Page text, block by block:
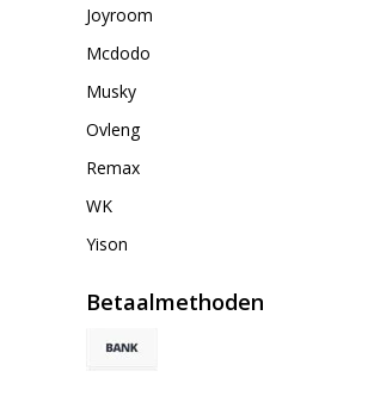
Joyroom
Mcdodo
Musky
Ovleng
Remax
WK
Yison
Betaalmethoden